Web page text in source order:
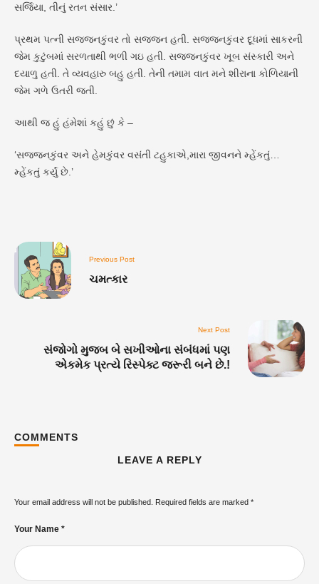
સર્જિયા, તીનું રતન સંસાર.’
પ્રથમ પત્ની સજ્જનકુંવર તો સજ્જન હતી. સજ્જનકુંવર દૂધમાં સાકરની
જેમ કુટુંબમાં સરળતાથી ભળી ગઇ હતી. સજ્જનકુંવર ખૂબ સંસ્કારી અને
દયાળુ હતી. તે વ્યવહારુ બહુ હતી. તેની તમામ વાત મને શીરાના કોળિયાની
જેમ ગળે ઉતરી જતી.
આથી જ હું હંમેશાં કહું છું કે –
‘સજ્જનકુંવર અને હેમકુંવર વસંતી ટહુકાએ,મારા જીવનને મ્હેંકતું…
મ્હેંકતું કર્યું છે.’
Previous Post
ચમત્કાર
Next Post
સંજોગો મુજબ બે સખીઓના સંબંધમાં પણ
એકમેક પ્રત્યે રિસ્પેક્ટ જરૂરી બને છે.!
COMMENTS
LEAVE A REPLY
Your email address will not be published. Required fields are marked *
Your Name *